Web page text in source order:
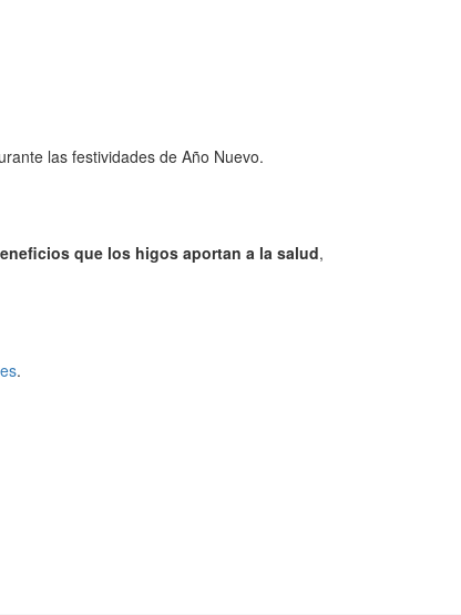
las festividades de Año Nuevo.
que los higos aportan a la salud,
.